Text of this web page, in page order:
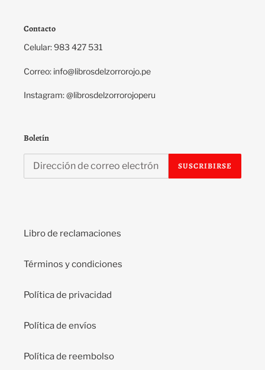
Contacto
Celular: 983 427 531
Correo: info@librosdelzorrorojo.pe
Instagram: @librosdelzorrorojoperu
Boletín
SUSCRIBIRSE
Libro de reclamaciones
Términos y condiciones
Política de privacidad
Política de envíos
Política de reembolso